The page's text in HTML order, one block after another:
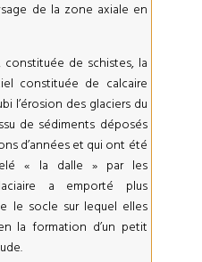
de la zone axiale en
de schistes, la
constituée de calcaire
l’érosion des glaciers du
de sédiments déposés
d’années et qui ont été
« la dalle » par les
a emporté plus
le socle sur lequel elles
la formation d’un petit